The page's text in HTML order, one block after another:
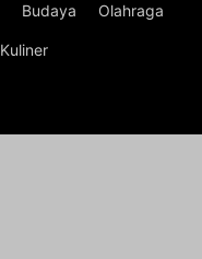
Budaya Olahraga
Kuliner